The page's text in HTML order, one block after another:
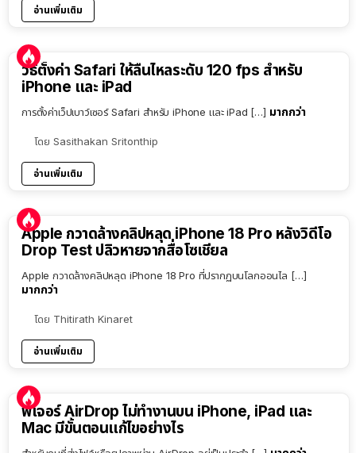
อ่านเพิ่มเติม
วิธีตั้งค่า Safari ให้ลื่นไหลระดับ 120 fps สำหรับ
iPhone และ iPad
การตั้งค่าเว็ปเบาว์เซอร์ Safari สำหรับ iPhone และ iPad […] มากกว่า
โดย Sasithakan Sritonthip
อ่านเพิ่มเติม
Apple กวาดล้างคลิปหลุด iPhone 18 Pro หลังวิดีโอ
Drop Test ปลิวหายจากสื่อโซเชียล
Apple กวาดล้างคลิปหลุด iPhone 18 Pro ที่ปรากฏบนโลกออนไล […]
มากกว่า
โดย Thitirath Kinaret
อ่านเพิ่มเติม
ฟีเจอร์ AirDrop ไม่ทำงานบน iPhone, iPad และ
Mac มีขั้นตอนแก้ไขอย่างไร